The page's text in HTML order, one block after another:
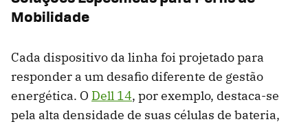
Mobilidade
Cada dispositivo da linha foi projetado para
responder a um desafio diferente de gestão
energética. O Dell 14, por exemplo, destaca-se
pela alta densidade de suas células de bateria,